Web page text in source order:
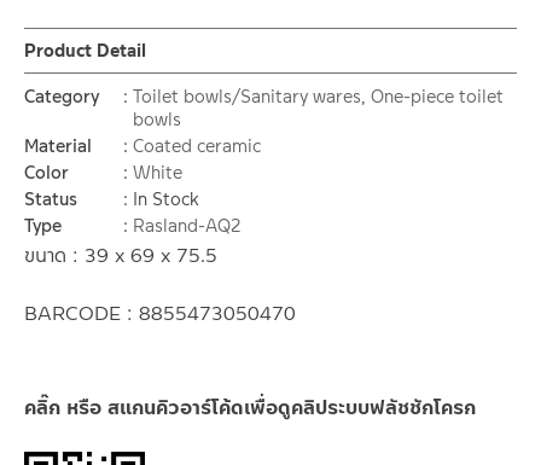
คลิ๊ก หรือ สแกนคิวอาร์โค้ดเพื่อดูคลิประบบฟลัชชักโครก
Product Detail
Category
Toilet bowls/Sanitary wares, One-piece toilet
bowls
Material
Coated ceramic
Color
White
Status
In Stock
Type
Rasland-AQ2
ขนาด : 39 x 69 x 75.5
BARCODE : 8855473050470